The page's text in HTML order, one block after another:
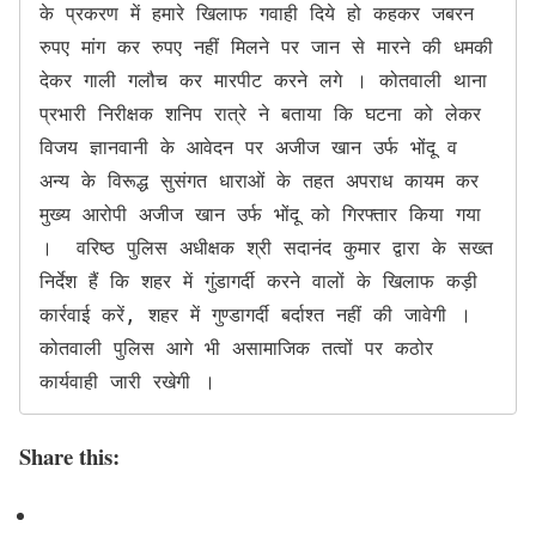
के प्रकरण में हमारे खिलाफ गवाही दिये हो कहकर जबरन
रुपए मांग कर रुपए नहीं मिलने पर जान से मारने की धमकी
देकर गाली गलौच कर मारपीट करने लगे । कोतवाली थाना
प्रभारी निरीक्षक शनिप रात्रे ने बताया कि घटना को लेकर
विजय ज्ञानवानी के आवेदन पर अजीज खान उर्फ भोंदू व
अन्य के विरूद्ध सुसंगत धाराओं के तहत अपराध कायम कर
मुख्य आरोपी अजीज खान उर्फ भोंदू को गिरफ्तार किया गया
।  वरिष्ठ पुलिस अधीक्षक श्री सदानंद कुमार द्वारा के सख्त
निर्देश हैं कि शहर में गुंडागर्दी करने वालों के खिलाफ कड़ी
कार्रवाई करें, शहर में गुण्डागर्दी बर्दाश्त नहीं की जावेगी ।
कोतवाली पुलिस आगे भी असामाजिक तत्वों पर कठोर
कार्यवाही जारी रखेगी ।
Share this: